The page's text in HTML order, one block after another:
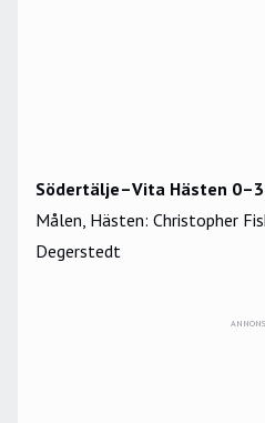
Södertälje–Vita Hästen
Målen, Hästen: Christopher
Degerstedt
ANNONS